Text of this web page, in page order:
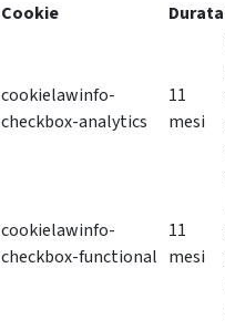
Cookie
Durata
cookielawinfo-
checkbox-analytics
11
mesi
cookielawinfo-
checkbox-functional
11
mesi